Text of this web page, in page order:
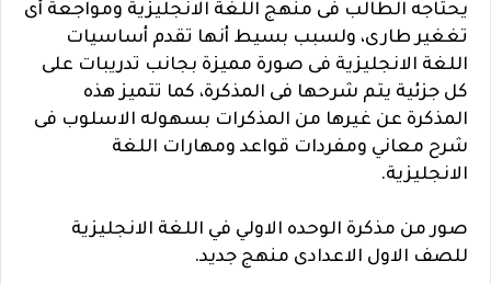
يحتاجه الطالب فى منهج اللغة الانجليزية ومواجعة أى
تغغير طارى، ولسبب بسيط أنها تقدم أساسيات
اللغة الانجليزية فى صورة مميزة بجانب تدريبات على
كل جزئية يتم شرحها فى المذكرة، كما تتميز هذه
المذكرة عن غيرها من المذكرات بسهوله الاسلوب فى
شرح معاني ومفردات قواعد ومهارات اللغة
الانجليزية.
صور من مذكرة الوحده الاولي في اللغة الانجليزية
للصف الاول الاعدادى منهج جديد.